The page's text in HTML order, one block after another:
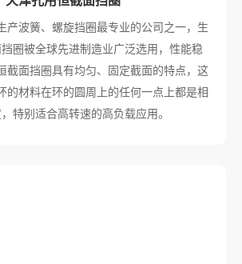
产波簧、螺旋挡圈最专业的公司之一，生
圈被全球先进制造业广泛选用，性能稳
截面挡圈具有均匀、固定截面的特点，这
的材料在环的圆周上的任何一点上都是相
特别适合高转速的高负载应用。